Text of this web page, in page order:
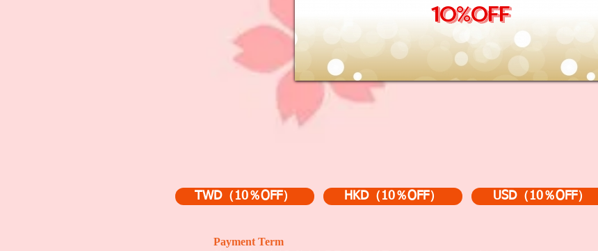
10%OFF
TWD（10％OFF） HKD（10％OFF） USD（10％OFF）
Payment Term